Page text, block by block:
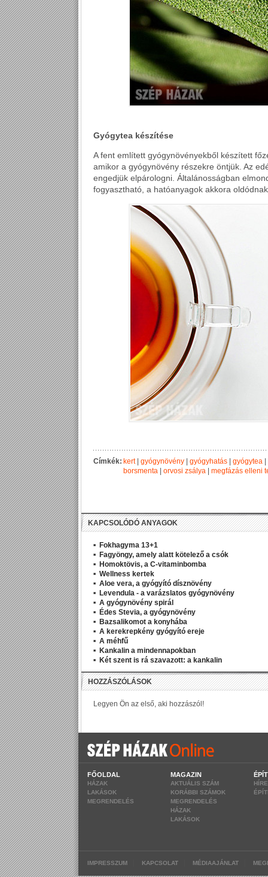
Gyógytea készítése
A fent említett gyógynövényekből készített
amikor a gyógynövény részekre öntjük. Az
engedjük elpárologni. Általánosságban
fogyasztható, a hatóanyagok akkora
Címkék: kert| gyógynövény gyógyhatás gyógytea
borsmenta
orvosi zsálya megfázás elleni
KAPCSOLÓDÓ ANYAGOK
Fokhagyma 13+1
Fagyöngy, amely alatt kötelező a csók
Homoktövis, a C-vitaminbomba
Wellness kertek
Aloe vera, a gyógyító dísznövény
Levendula - a varázslatos gyógynövény
A gyógynövény spirál
Édes Stevia, a gyógynövény
Bazsalikomot a konyhába
A kerekrepkény gyógyító ereje
A méhfű
Kankalin a mindennapokban
Két szent is rá szavazott: a kankalin
FŐOLDAL
HÁZAK
LAKÁSOK
MEGRENDELÉS
MAGAZIN
AKTUÁLIS SZÁM
KORÁBBI SZÁMOK
MEGRENDELÉS
HÁZAK
LAKÁSOK
IMPRESSZUM KAPCSOLAT MÉDIAAJÁNLAT